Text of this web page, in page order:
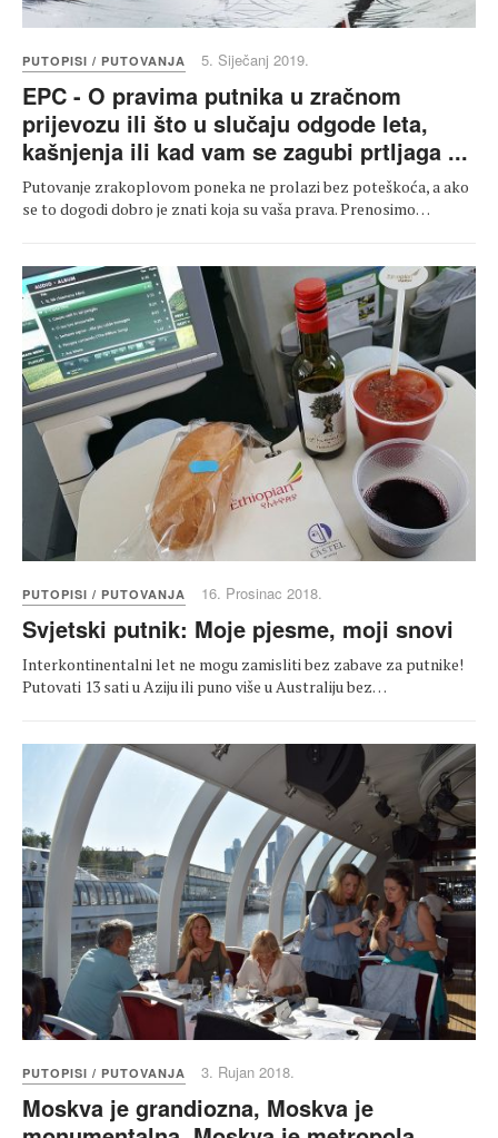
PUTOPISI / PUTOVANJA 5. Siječanj 2019.
EPC - O pravima putnika u zračnom
prijevozu ili što u slučaju odgode leta,
kašnjenja ili kad vam se zagubi prtljaga ...
Putovanje zrakoplovom poneka ne prolazi bez poteškoća, a ako
se to dogodi dobro je znati koja su vaša prava. Prenosimo…
PUTOPISI / PUTOVANJA 16. Prosinac 2018.
Svjetski putnik: Moje pjesme, moji snovi
Interkontinentalni let ne mogu zamisliti bez zabave za putnike!
Putovati 13 sati u Aziju ili puno više u Australiju bez…
PUTOPISI / PUTOVANJA 3. Rujan 2018.
Moskva je grandiozna, Moskva je